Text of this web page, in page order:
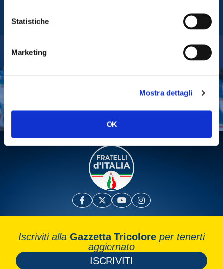
Statistiche
Marketing
Mostra dettagli
OK
Leggi la Gazzetta Tricolore
Iscriviti alla Gazzetta Tricolore per tenerti
aggiornato
ISCRIVITI